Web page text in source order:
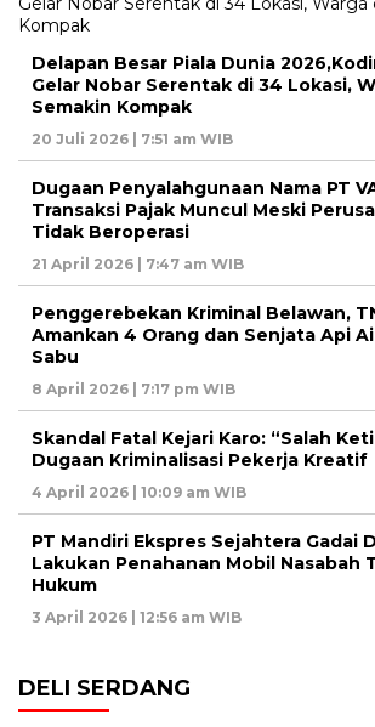
Delapan Besar Piala Dunia
Gelar Nobar Serentak di 34 Lokasi,
Semakin Kompak
20 Juli 2026 | 7:51 am WIB
Dugaan Penyalahgunaan Nama PT
Transaksi Pajak Muncul Meski
Tidak Beroperasi
21 April 2026 | 7:47 am WIB
Penggerebekan Kriminal Belawan,
Amankan 4 Orang dan Senjata Api
Sabu
8 April 2026 | 7:17 pm WIB
Skandal Fatal Kejari Karo: “Salah
Dugaan Kriminalisasi Pekerja Kreatif
4 April 2026 | 10:09 am WIB
PT Mandiri Ekspres Sejahtera Gadai
Lakukan Penahanan Mobil Nasabah
Hukum
3 April 2026 | 12:56 am WIB
DELI SERDANG